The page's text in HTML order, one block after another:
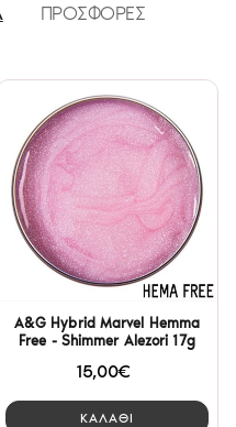
ΠΡΟΣΦΟΡΕΣ
A&G Hybrid Marvel Hemma
Free - Shimmer Alezori 17g
15,00€
ΚΑΛΑΘΙ